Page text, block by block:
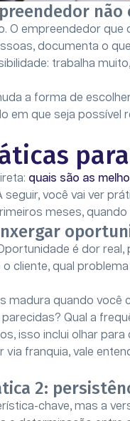
não
O empreendedor
documenta o
trabalha
a forma de
em que seja possível
quais são as
seguir, você vai ver
meses,
é dor
cliente, qual
madura quando você
Qual a
isso inclui olhar
via franquia, vale
2:
chave, mas a